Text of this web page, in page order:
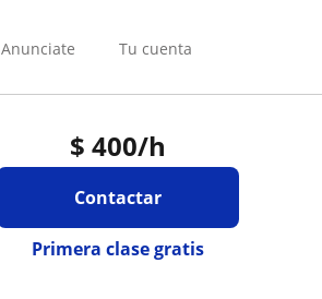
Anunciate Tu cuenta
$ 400/h
Contactar
Primera clase gratis